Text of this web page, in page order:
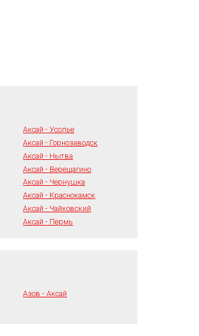
Аксай - Усолье
Аксай - Горнозаводск
Аксай - Нытва
Аксай - Верещагино
Аксай - Чернушка
Аксай - Краснокамск
Аксай - Чайковский
Аксай - Пермь
Азов - Аксай